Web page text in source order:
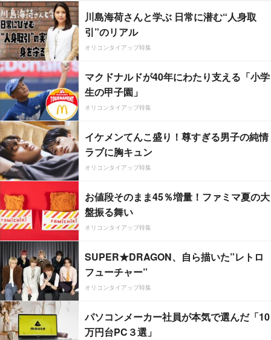
川島海荷さんと学ぶ 日常に潜む“人身取
引”のリアル
オリコンタイアップ特集
マクドナルドが40年にわたり支える「小学
生の甲子園」
オリコンタイアップ特集
イケメンてんこ盛り！尊すぎる男子の純情
ラブに胸キュン
オリコンタイアップ特集
お値段そのまま45％増量！ファミマ夏の大
盤振る舞い
オリコンタイアップ特集
SUPER★DRAGON、自ら描いた”レトロ
フューチャー”
オリコンタイアップ特集
パソコンメーカー社員が本気で選んだ「10
万円台PC３選」